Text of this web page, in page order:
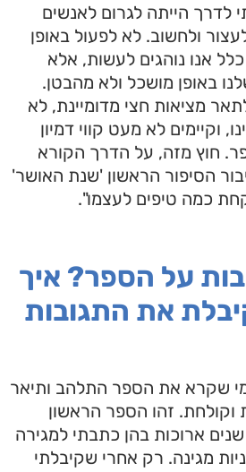
הייתה לגרום לאנשים
ולחשוב. לא לפעול באופן
אנו נוהגים לעשות, אלא
באופן מושכל ולא מהבטן.
מציאות חצי מדומיינת, לא
וקיימים לא מעט קווי דמיון
חוץ מזה, על הדרך הקורא
הסיפור הראשון 'שנת האושר'
כמה טיפים לעצמו".
על הספר? איך
את התגובות
שקרא את הספר התלהב ותיאר
וקולחת. זהו הספר הראשון
ארוכות בהן כתבתי למגירה
מגינה. רק אחרי שקיבלתי